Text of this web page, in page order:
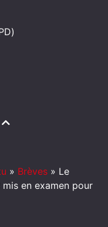
» Brèves » Le
en examen pour